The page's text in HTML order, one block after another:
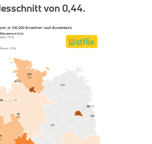
von 0,44.
je 100.000 Einwohner nach Bundesland
Deutschland (0,44)
+15 %)
(unter −15 %)
BB
–
MV
–
NI
0,2
ST
–
SH
0,4
BE0,7
HB–
HH0,9